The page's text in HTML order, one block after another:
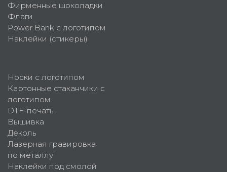
Фирменные шоколадки
Флаги
Power Bank с логотипом
Наклейки (стикеры)
Носки с логотипом
Картонные стаканчики с
логотипом
DTF-печать
Вышивка
Деколь
Лазерная гравировка
по металлу
Наклейки под смолой